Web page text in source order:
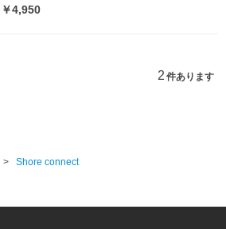
￥4,950
2 件あります
> Shore connect